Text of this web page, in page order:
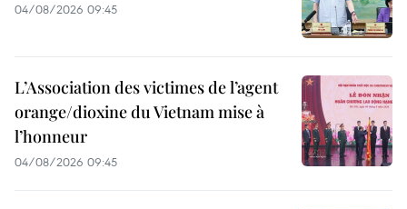
04/08/2026 09:45
L’Association des victimes de l’agent
orange/dioxine du Vietnam mise à
l’honneur
04/08/2026 09:45